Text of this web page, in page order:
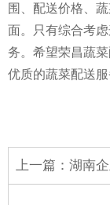
围、配送价格、
面。只有综合考
务。希望荣昌蔬
优质的蔬菜配送
上一篇： 湖南企业